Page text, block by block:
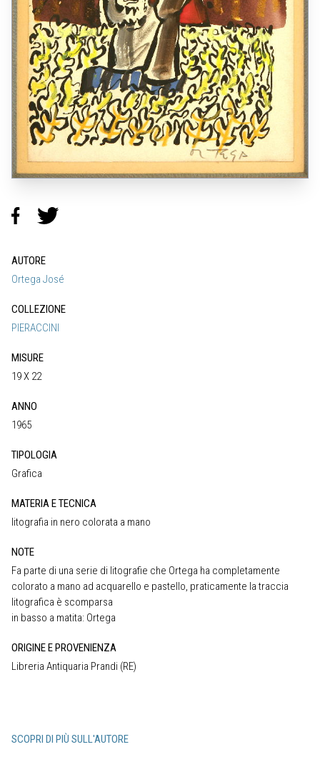
AUTORE
Ortega José
COLLEZIONE
PIERACCINI
MISURE
19 X 22
ANNO
1965
TIPOLOGIA
Grafica
MATERIA E TECNICA
litografia in nero colorata a mano
NOTE
Fa parte di una serie di litografie che Ortega ha completamente
colorato a mano ad acquarello e pastello, praticamente la traccia
litografica è scomparsa
in basso a matita: Ortega
ORIGINE E PROVENIENZA
Libreria Antiquaria Prandi (RE)
SCOPRI DI PIÙ SULL'AUTORE